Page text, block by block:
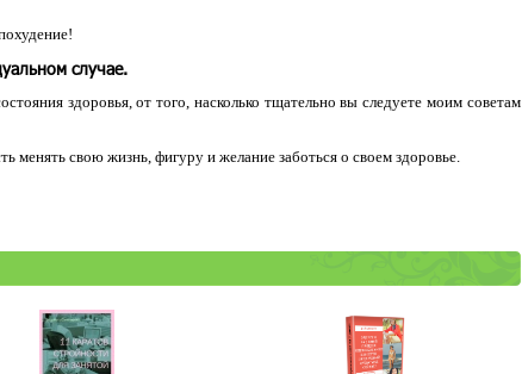
случае.
здоровья, от того, насколько тщательно вы следуете моим советам
менять свою жизнь, фигуру и желание заботься о своем здоровье.